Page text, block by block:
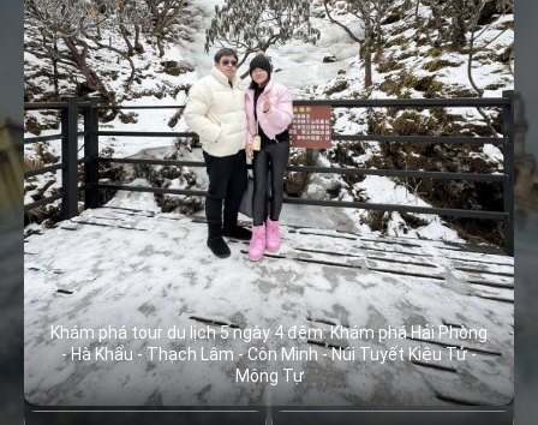
Khám phá tour du lịch 5 ngày 4 đêm: Khám phá Hải Phòng
- Hà Khẩu - Thạch Lâm - Côn Minh - Núi Tuyết Kiệu Tử -
Mông Tự